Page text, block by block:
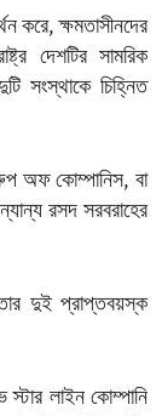
করে, ক্ষমতাসীনদের
দেশটির সামরিক
সংস্থাকে চিহ্নিত
অফ কোম্পানিস, বা
রসদ সরবরাহের
তার দুই প্রাপ্তবয়স্ক
স্টার লাইন কোম্পানি